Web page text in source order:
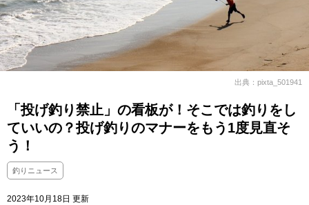
出典：pixta_501941
「投げ釣り禁止」の看板が！そこでは釣りをし
ていいの？投げ釣りのマナーをもう1度見直そ
う！
釣りニュース
2023年10月18日 更新